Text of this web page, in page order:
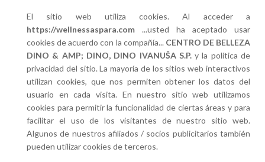
El sitio web utiliza cookies. Al acceder a
https://wellnessaspara.com ...usted ha aceptado usar
cookies de acuerdo con la compañía... CENTRO DE BELLEZA
DINO & AMP; DINO, DINO IVANUŠA S.P.y la política de
privacidad del sitio. La mayoría de los sitios web interactivos
utilizan cookies, que nos permiten obtener los datos del
usuario en cada visita. En nuestro sitio web utilizamos
cookies para permitir la funcionalidad de ciertas áreas y para
facilitar el uso de los visitantes de nuestro sitio web.
Algunos de nuestros afiliados / socios publicitarios también
pueden utilizar cookies de terceros.